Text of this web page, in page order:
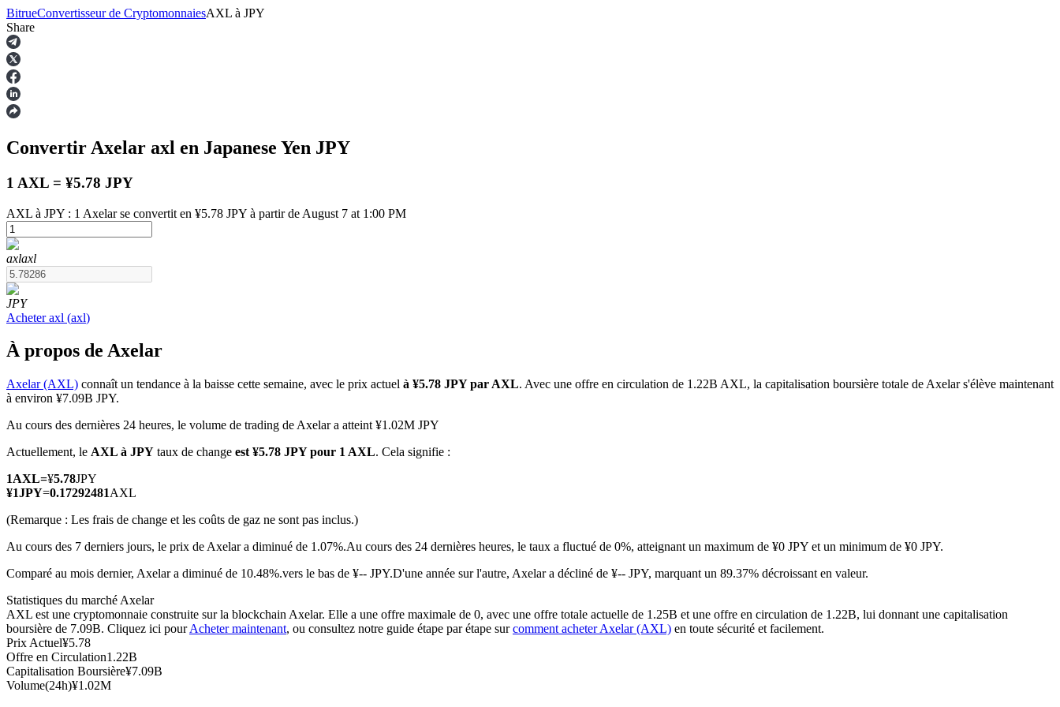
Contrats à terme
Futures USDT
Futures utilisant l'USDT comme garantie
Futures COIN-M
Contrats à terme sur crypto-monnaie
BitrueConvertisseur de CryptomonnaiesAXL à JPY
Share
Convertir Axelar axl en Japanese Yen JPY
1 AXL = ¥5.78 JPY
AXL à JPY : 1 Axelar se convertit en ¥5.78 JPY à partir de August 7 at 1:00 PM
axlaxl
JPY
Acheter axl (axl)
À propos de Axelar
Axelar (AXL) connaît un tendance à la baisse cette semaine, avec le prix actuel à ¥5.78 JPY par AXL. Avec une offre en circulation de 1.22B AXL, la capitalisation boursière totale de Axelar s'élève maintenant
à environ ¥7.09B JPY.
Au cours des dernières 24 heures, le volume de trading de Axelar a atteint ¥1.02M JPY
Actuellement, le AXL à JPY taux de change est ¥5.78 JPY pour 1 AXL. Cela signifie :
1AXL=¥5.78JPY
¥1JPY=0.17292481AXL
(Remarque : Les frais de change et les coûts de gaz ne sont pas inclus.)
Au cours des 7 derniers jours, le prix de Axelar a diminué de 1.07%.Au cours des 24 dernières heures, le taux a fluctué de 0%, atteignant un maximum de ¥0 JPY et un minimum de ¥0 JPY.
Comparé au mois dernier, Axelar a diminué de 10.48%.vers le bas de ¥-- JPY.D'une année sur l'autre, Axelar a décliné de ¥-- JPY, marquant un 89.37% décroissant en valeur.
Statistiques du marché Axelar
AXL est une cryptomonnaie construite sur la blockchain Axelar. Elle a une offre maximale de 0, avec une offre totale actuelle de 1.25B et une offre en circulation de 1.22B, lui donnant une capitalisation
boursière de 7.09B. Cliquez ici pourAcheter maintenant, ou consultez notre guide étape par étape surcomment acheter Axelar (AXL) en toute sécurité et facilement.
Prix Actuel¥5.78
Offre en Circulation1.22B
Capitalisation Boursière¥7.09B
Volume(24h)¥1.02M